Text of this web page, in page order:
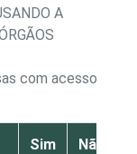
A
com acesso à
Sim Não